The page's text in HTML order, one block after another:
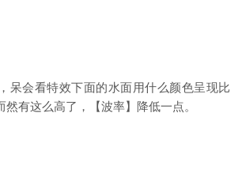
呆会看特效下面的水面用什么颜色呈现比
有这么高了，【波率】降低一点。